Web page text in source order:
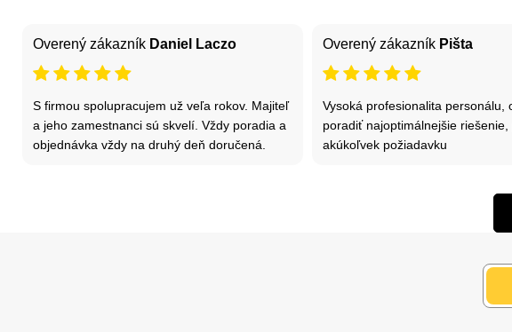
Overený zákazník Daniel Laczo
S firmou spolupracujem už veľa rokov. Majiteľ
a jeho zamestnanci sú skvelí. Vždy poradia a
objednávka vždy na druhý deň doručená.
Overený zákazník Pišta
Vysoká profesionalita personálu,
poradiť najoptimálnejšie riešenie,
akúkoľvek požiadavku